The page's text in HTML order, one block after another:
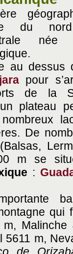
du
née
au dessus
pour
de la
plateau
De
m se
:
5611 m,